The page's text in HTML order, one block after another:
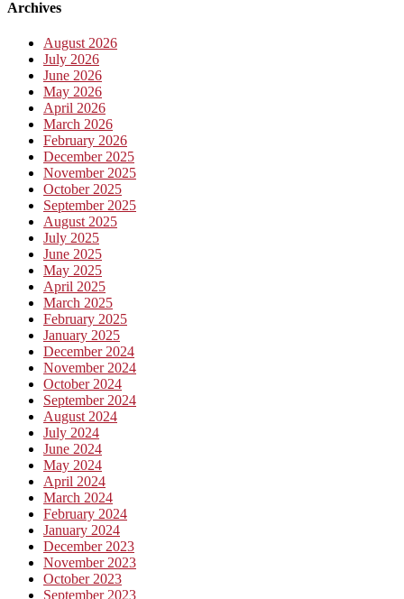
Archives
August 2026
July 2026
June 2026
May 2026
April 2026
March 2026
February 2026
December 2025
November 2025
October 2025
September 2025
August 2025
July 2025
June 2025
May 2025
April 2025
March 2025
February 2025
January 2025
December 2024
November 2024
October 2024
September 2024
August 2024
July 2024
June 2024
May 2024
April 2024
March 2024
February 2024
January 2024
December 2023
November 2023
October 2023
September 2023